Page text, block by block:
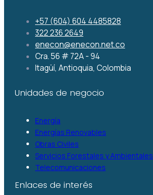
+57 (604) 604 4485828
322 236 2649
enecon@enecon.net.co
Cra. 56 # 72A - 94
Itagüí, Antioquia, Colombia
Unidades de negocio
Energía
Energías Renovables
Obras Civiles
Servicios Forestales y Ambientales
Telecomunicaciones
Enlaces de interés